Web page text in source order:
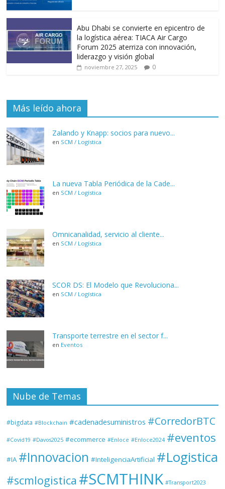
Abu Dhabi se convierte en epicentro de
la logística aérea: TIACA Air Cargo
Forum 2025 aterriza con innovación,
liderazgo y visión global
noviembre 27, 2025 0
Más leído ahora
Zalando y Knapp: socios para nuevo...
en SCM / Logística
La nueva Tabla Periódica de la Cade...
en SCM / Logística
Omnicanalidad, servicio al cliente...
en SCM / Logística
SCOR DS: El Modelo que Revoluciona...
en SCM / Logística
Transporte terrestre en el sector f...
en Eventos
Nube de Temas
#bigdata #Blockchain #cadenadesuministros #CorredorBTC
#Covid19 #Davos2025 #ecommerce #Enloce #Enloce2024 #eventos
#IA #Innovacion #InteligenciaArtificial #Logistica
#scmlogistica #SCMTHINK #Transport2023